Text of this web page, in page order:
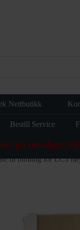
på utvalgte
Nettbutikk
Bestill Service
til himling for LC3